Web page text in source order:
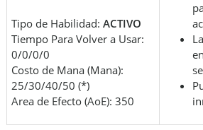
Tipo de Habilidad: ACTIVO
Tiempo Para Volver a Usar:
0/0/0/0
Costo de Mana (Mana):
25/30/40/50 (*)
Area de Efecto (AoE): 350